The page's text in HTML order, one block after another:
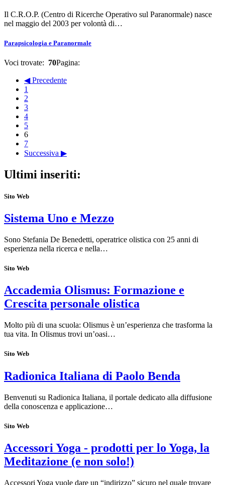
Il C.R.O.P. (Centro di Ricerche Operativo sul Paranormale) nasce
nel maggio del 2003 per volontà di…
Parapsicologia e Paranormale
Voci trovate: 70Pagina:
◀ Precedente
1
2
3
4
5
6
7
Successiva ▶
Ultimi inseriti:
Sito Web
Sistema Uno e Mezzo
Sono Stefania De Benedetti, operatrice olistica con 25 anni di
esperienza nella ricerca e nella…
Sito Web
Accademia Olismus: Formazione e
Crescita personale olistica
Molto più di una scuola: Olismus è un’esperienza che trasforma la
tua vita. In Olismus trovi un’oasi…
Sito Web
Radionica Italiana di Paolo Benda
Benvenuti su Radionica Italiana, il portale dedicato alla diffusione
della conoscenza e applicazione…
Sito Web
Accessori Yoga - prodotti per lo Yoga, la
Meditazione (e non solo!)
Accessori Yoga vuole dare un “indirizzo” sicuro nel quale trovare